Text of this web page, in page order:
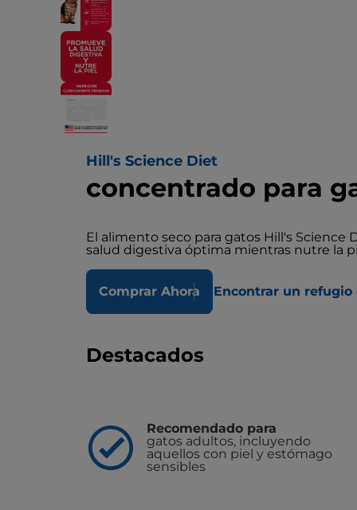
Hill's Science Diet
concentrado para
El alimento seco para gatos Hill's
salud digestiva óptima mientras nutre la
Comprar Ahora Encontrar un
Destacados
Recomendado para
gatos adultos, incluyendo
aquellos con piel y estómago
sensibles